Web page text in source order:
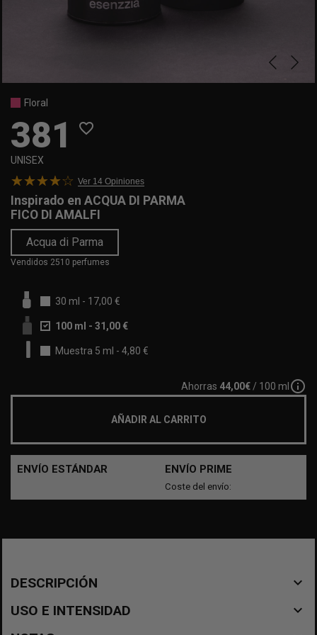
Floral
381 favorite_border
UNISEX
Ver 14 Opiniones
Inspirado en ACQUA DI PARMA
FICO DI AMALFI
Acqua di Parma
Vendidos 2510 perfumes
30 ml - 17,00 €
100 ml - 31,00 €
Muestra 5 ml - 4,80 €
Ahorras 44,00€ / 100 mlinfo_outline
AÑADIR AL CARRITO
ENVÍO ESTÁNDAR ENVÍO PRIME
Coste del envío:
DESCRIPCIÓN navigate_before
USO E INTENSIDAD navigate_before